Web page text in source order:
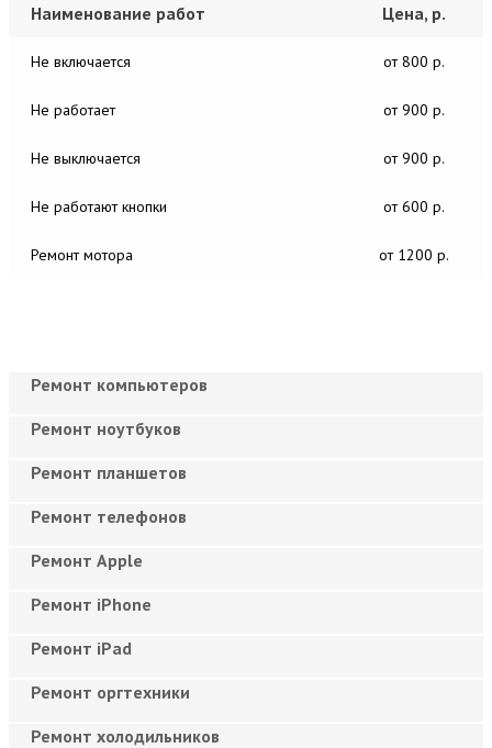
Наименование работ Цена, р.
Не включается от 800 р.
Не работает от 900 р.
Не выключается от 900 р.
Не работают кнопки от 600 р.
Ремонт мотора от 1200 р.
Ремонт компьютеров
Ремонт ноутбуков
Ремонт планшетов
Ремонт телефонов
Ремонт Apple
Ремонт iPhone
Ремонт iPad
Ремонт оргтехники
Ремонт холодильников